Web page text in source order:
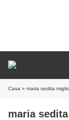
Casa » maria sedita
maria